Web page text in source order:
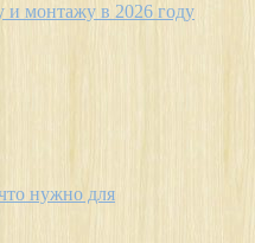
монтажу в 2026 году
нужно для